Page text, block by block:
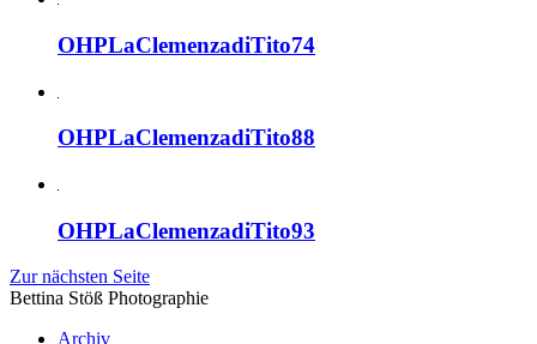
OHPLaClemenzadiTito74
OHPLaClemenzadiTito88
OHPLaClemenzadiTito93
Zur nächsten Seite
Bettina Stöß Photographie
Archiv